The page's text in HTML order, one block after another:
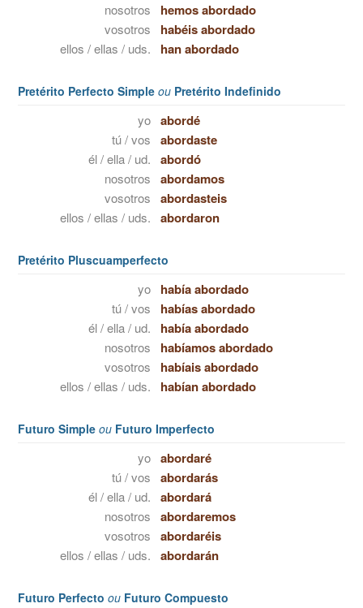
nosotros hemos abordado
vosotros habéis abordado
ellos / ellas / uds. han abordado
Pretérito Perfecto Simple ou Pretérito Indefinido
yo abordé
tú / vos abordaste
él / ella / ud. abordó
nosotros abordamos
vosotros abordasteis
ellos / ellas / uds. abordaron
Pretérito Pluscuamperfecto
yo había abordado
tú / vos habías abordado
él / ella / ud. había abordado
nosotros habíamos abordado
vosotros habíais abordado
ellos / ellas / uds. habían abordado
Futuro Simple ou Futuro Imperfecto
yo abordaré
tú / vos abordarás
él / ella / ud. abordará
nosotros abordaremos
vosotros abordaréis
ellos / ellas / uds. abordarán
Futuro Perfecto ou Futuro Compuesto